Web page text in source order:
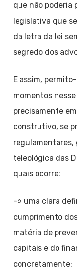
que não poderia
legislativa que
da letra da lei
segredo dos
E assim,
momentos
precisamente
construtivo, se
regulamentares,
teleológica das
quais ocorre:
-» uma clara
cumprimento
matéria de
capitais e do
concretamente: